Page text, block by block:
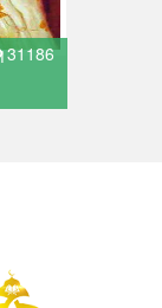
31186